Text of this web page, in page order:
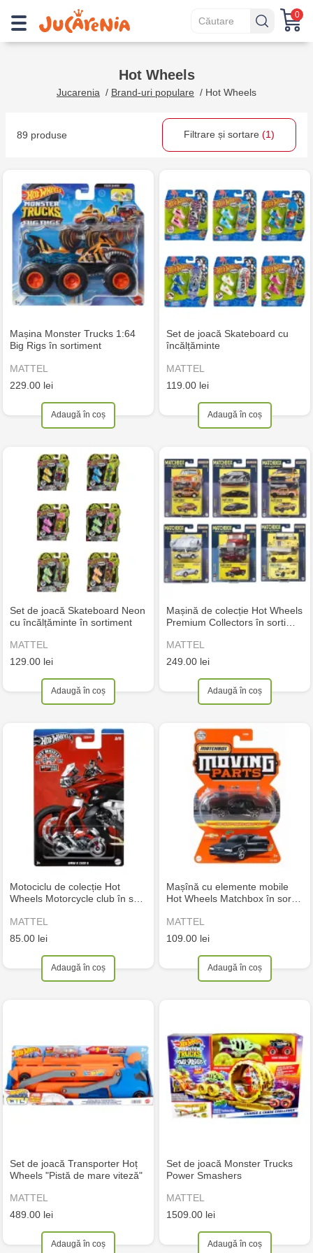
0
Hot Wheels
Jucarenia / Brand-uri populare / Hot Wheels
89 produse Filtrare și sortare (1)
Mașina Monster Trucks 1:64
Big Rigs în sortiment
MATTEL
229.00 lei
Adaugă în coș
Set de joacă Skateboard cu
încălțăminte
MATTEL
119.00 lei
Adaugă în coș
Set de joacă Skateboard Neon
cu încălțăminte în sortiment
MATTEL
129.00 lei
Adaugă în coș
Mașină de colecție Hot Wheels
Premium Collectors în sorti…
MATTEL
249.00 lei
Adaugă în coș
Motociclu de colecție Hot
Wheels Motorcycle club în s…
MATTEL
85.00 lei
Adaugă în coș
Mașînă cu elemente mobile
Hot Wheels Matchbox în sor…
MATTEL
109.00 lei
Adaugă în coș
Set de joacă Transporter Hoț
Wheels "Pistă de mare viteză"
MATTEL
489.00 lei
Adaugă în coș
Set de joacă Monster Trucks
Power Smashers
MATTEL
1509.00 lei
Adaugă în coș